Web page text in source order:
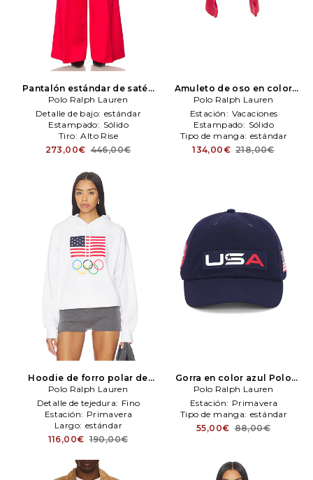
Pantalón estándar de satén
en color rojo Polo Ralph
Lauren
Polo Ralph Lauren
Detalle de bajo: estándar
Estampado: Sólido
Tiro: Alto Rise
273,00€ 446,00€
Amuleto de oso en color
rojo Polo Ralph Lauren
Polo Ralph Lauren
Estación: Vacaciones
Estampado: Sólido
Tipo de manga: estándar
134,00€ 218,00€
Hoodie de forro polar de
temporada en color blanco
Polo Ralph Lauren
Polo Ralph Lauren
Detalle de tejedura: Fino
Estación: Primavera
Largo: estándar
116,00€ 190,00€
Gorra en color azul
Polo
Ralph Lauren
Polo Ralph Lauren
Estación: Primavera
Tipo de manga: estándar
55,00€ 88,00€